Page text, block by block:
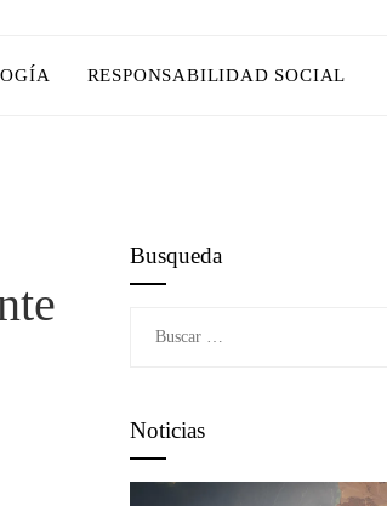
RESPONSABILIDAD SOCIAL
Busqueda
Noticias